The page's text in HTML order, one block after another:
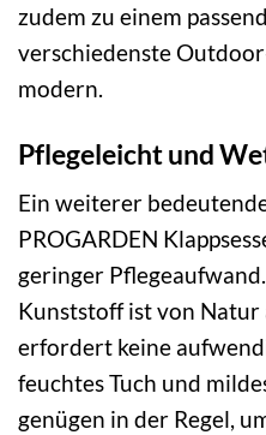
zudem zu einem
verschiedenste
modern.
Pflegeleicht und
Ein weiterer
PROGARDEN
geringer
Kunststoff ist von Natur
erfordert keine
feuchtes Tuch und
genügen in der Regel,